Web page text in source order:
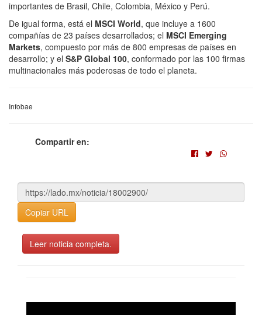
importantes de Brasil, Chile, Colombia, México y Perú.
De igual forma, está el MSCI World, que incluye a 1600
compañías de 23 países desarrollados; el MSCI Emerging
Markets, compuesto por más de 800 empresas de países en
desarrollo; y el S&P Global 100, conformado por las 100 firmas
multinacionales más poderosas de todo el planeta.
Infobae
Compartir en:
Copiar URL
Leer noticia completa.